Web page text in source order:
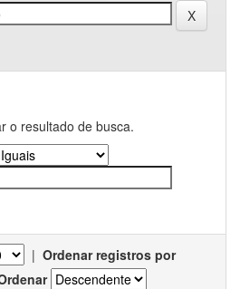
o resultado de busca.
| Ordenar registros por